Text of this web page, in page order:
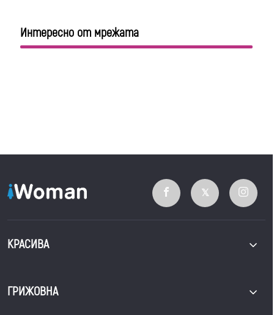
Интересно от мрежата
КРАСИВА
ГРИЖОВНА